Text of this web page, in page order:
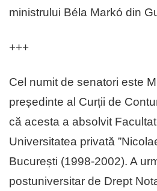
ministrului Béla Markó din
+++
Cel numit de senatori este
președinte al Curții de
că acesta a absolvit
Universitatea privată
București (1998-2002). A
postuniversitar de Drept